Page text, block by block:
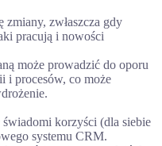
zmiany, zwłaszcza gdy
pracują i nowości
może prowadzić do oporu
i procesów, co może
korzyści (dla siebie
systemu CRM.